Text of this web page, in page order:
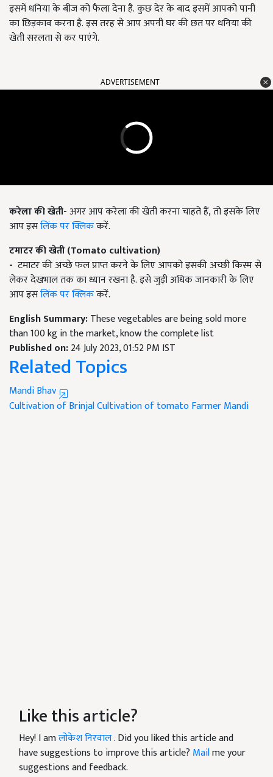
इसमें धनिया के बीज को फैला देना है. कुछ देर के बाद इसमें आपको पानी
का छिड़काव करना है. इस तरह से आप अपनी घर की छत पर धनिया की
खेती सरलता से कर पाएंगे.
ADVERTISEMENT
करेला की खेती-अगर आप करेला की खेती करना चाहते हैं, तो इसके लिए
आप इसलिंक पर क्लिककरें.
टमाटर की खेती(Tomato cultivation)
- टमाटर की अच्छे फल प्राप्त करने के लिए आपको इसकी अच्छी किस्म से
लेकर देखभाल तक का ध्यान रखना है. इसे जुड़ी अधिक जानकारी के लिए
आप इसलिंक पर क्लिककरें.
English Summary:These vegetables are being sold more
than 100 kg in the market, know the complete list
Published on:24 July 2023, 01:52 PM IST
Related Topics
Mandi Bhav
Cultivation of BrinjalCultivation of tomatoFarmerMandi
Like this article?
Hey! I amलोकेश निरवाल. Did you liked this article and
have suggestions to improve this article? Mailme your
suggestions and feedback.